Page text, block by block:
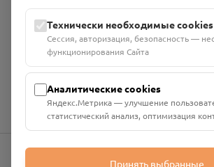
Проект Помним»
ИНН: 6700029207 ОГРН: 1256700001986
Юридический адрес: 216790, Смоленская
Руднянский, г. Рудня, улица Западная, д.
Номер счёта: 40702810901130004287 в
Технически необходимые cookies
Сессия, авторизация, безопасность —
функционирования Сайта
Аналитические cookies
Яндекс.Метрика — улучшение
статистический анализ, оптимизация
Принять выбранные